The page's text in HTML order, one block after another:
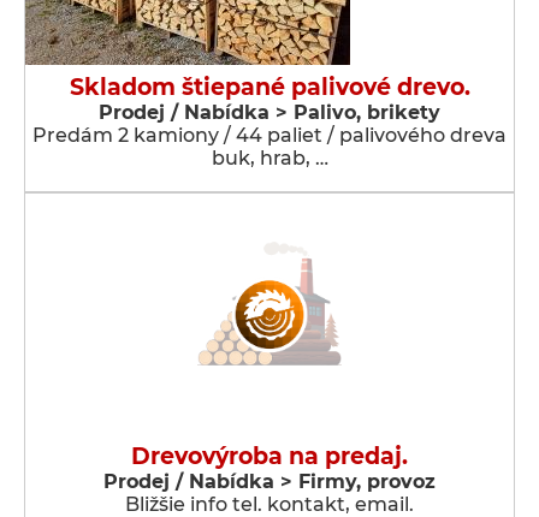
Skladom štiepané palivové drevo.
Prodej / Nabídka > Palivo, brikety
Predám 2 kamiony / 44 paliet / palivového dreva
buk, hrab, …
Drevovýroba na predaj.
Prodej / Nabídka > Firmy, provoz
Bližšie info tel. kontakt, email.